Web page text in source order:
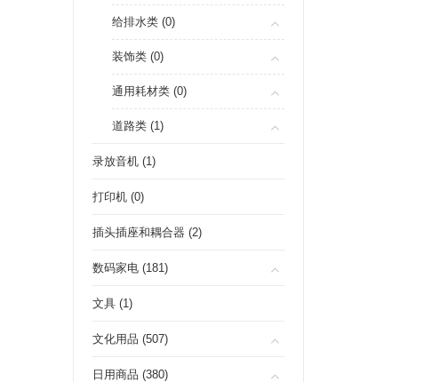
给排水类 (0)
装饰类 (0)
通用耗材类 (0)
道路类 (1)
录放音机 (1)
打印机 (0)
插头插座和耦合器 (2)
数码家电 (181)
文具 (1)
文化用品 (507)
日用商品 (380)